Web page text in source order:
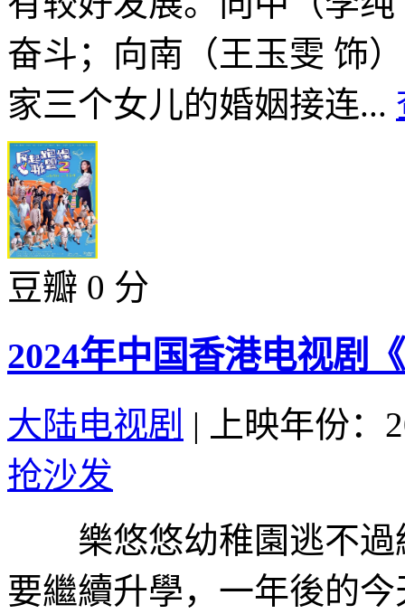
奋斗；向南（王玉雯 饰
家三个女儿的婚姻接连...
豆瓣 0 分
2024年中国香港电视剧
大陆电视剧 |
上映年份：
抢沙发
樂悠悠幼稚園逃不過
要繼續升學，一年後的